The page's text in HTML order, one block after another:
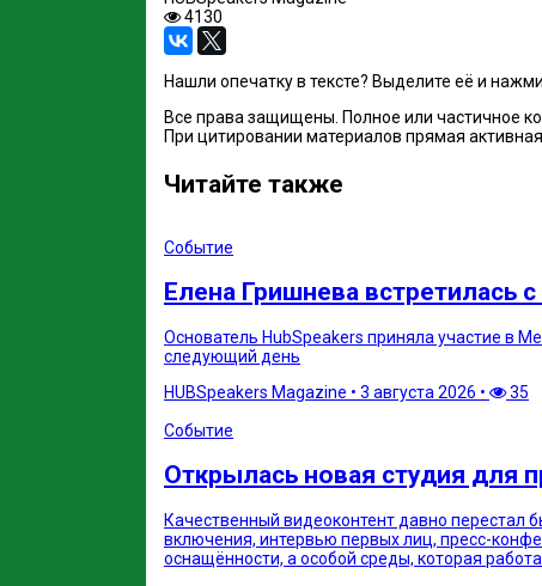
4130
Нашли опечатку в тексте? Выделите её и
Все права защищены. Полное или частичное
При цитировании материалов прямая
Читайте также
Событие
Елена Гришнева встретилась
Основатель HubSpeakers приняла участие в
следующий день
HUBSpeakers Magazine • 3 августа 2026 •
35
Событие
Открылась новая студия для
Качественный видеоконтент давно
включения, интервью первых лиц, пресс-
оснащённости, а особой среды, которая